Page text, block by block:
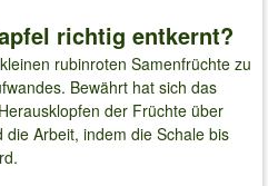
richtig entkernt?
rubinroten Samenfrüchte zu
Bewährt hat sich das
der Früchte über
Arbeit, indem die Schale bis